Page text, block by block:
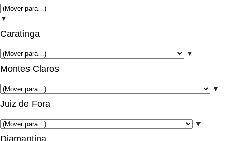
▼
Caratinga
▼
Montes Claros
▼
Juiz de Fora
▼